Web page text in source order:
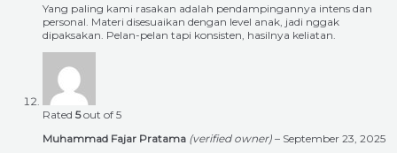
Yang paling kami rasakan adalah pendampingannya intens dan
personal. Materi disesuaikan dengan level anak, jadi nggak
dipaksakan. Pelan-pelan tapi konsisten, hasilnya keliatan.
Rated 5out of 5
Muhammad Fajar Pratama (verified owner) – September 23, 2025